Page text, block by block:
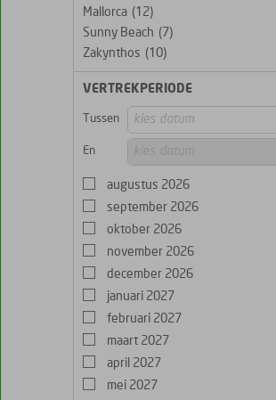
Mallorca (12)
Sunny Beach (7)
Zakynthos (10)
VERTREKPERIODE
Tussen
En
augustus 2026
september 2026
oktober 2026
november 2026
december 2026
januari 2027
februari 2027
maart 2027
april 2027
mei 2027